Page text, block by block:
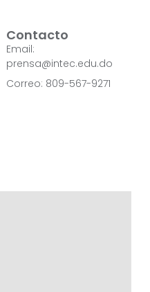
Contacto
Email:
prensa@intec.edu.do
Correo: 809-567-9271